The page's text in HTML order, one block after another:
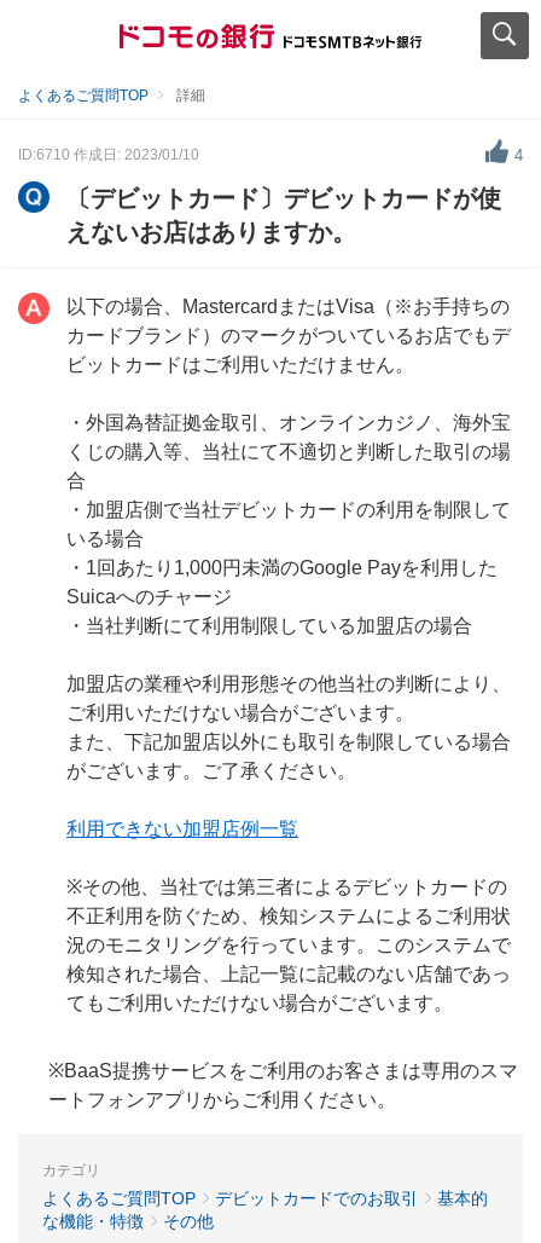
よくあるご質問TOP 詳細
ID:6710 作成日: 2023/01/10 4
〔デビットカード〕デビットカードが使
えないお店はありますか。
以下の場合、MastercardまたはVisa（※お手持ちの
カードブランド）のマークがついているお店でもデ
ビットカードはご利用いただけません。
・外国為替証拠金取引、オンラインカジノ、海外宝
くじの購入等、当社にて不適切と判断した取引の場
合
・加盟店側で当社デビットカードの利用を制限して
いる場合
・1回あたり1,000円未満のGoogle Payを利用した
Suicaへのチャージ
・当社判断にて利用制限している加盟店の場合
加盟店の業種や利用形態その他当社の判断により、
ご利用いただけない場合がございます。
また、下記加盟店以外にも取引を制限している場合
がございます。ご了承ください。
利用できない加盟店例一覧
※その他、当社では第三者によるデビットカードの
不正利用を防ぐため、検知システムによるご利用状
況のモニタリングを行っています。このシステムで
検知された場合、上記一覧に記載のない店舗であっ
てもご利用いただけない場合がございます。
※BaaS提携サービスをご利用のお客さまは専用のスマ
ートフォンアプリからご利用ください。
カテゴリ
よくあるご質問TOP デビットカードでのお取引
基本的
な機能・特徴
その他